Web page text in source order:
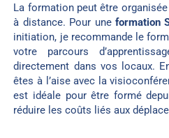
La formation peut être
à distance. Pour une formation
initiation, je recommande le
votre parcours
directement dans vos locaux.
êtes à l’aise avec la
est idéale pour être formé
réduire les coûts liés aux